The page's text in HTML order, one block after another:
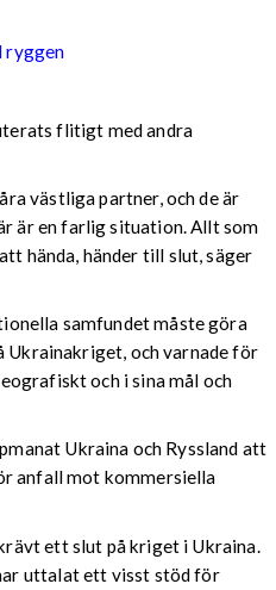
ryggen
flitigt med andra
västliga partner, och de är
är en farlig situation. Allt som
hända, händer till slut, säger
samfundet måste göra
och varnade för
och i sina mål och
Ukraina och Ryssland att
anfall mot kommersiella
ett slut på kriget i Ukraina.
uttalat ett visst stöd för